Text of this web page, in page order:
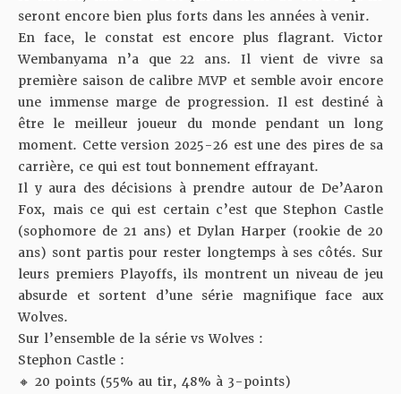
seront encore bien plus forts dans les années à venir.
En face, le constat est encore plus flagrant. Victor
Wembanyama n’a que 22 ans. Il vient de vivre sa
première saison de calibre MVP et semble avoir encore
une immense marge de progression. Il est destiné à
être le meilleur joueur du monde pendant un long
moment. Cette version 2025-26 est une des pires de sa
carrière, ce qui est tout bonnement effrayant.
Il y aura des décisions à prendre autour de De’Aaron
Fox, mais ce qui est certain c’est que Stephon Castle
(sophomore de 21 ans) et Dylan Harper (rookie de 20
ans) sont partis pour rester longtemps à ses côtés. Sur
leurs premiers Playoffs, ils montrent un niveau de jeu
absurde et sortent d’une série magnifique face aux
Wolves.
Sur l’ensemble de la série vs Wolves :
Stephon Castle :
🔸 20 points (55% au tir, 48% à 3-points)